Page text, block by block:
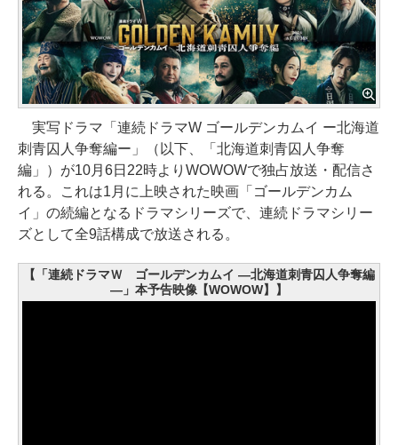
実写ドラマ「連続ドラマW ゴールデンカムイ ー北海道
刺青囚人争奪編ー」（以下、「北海道刺青囚人争奪
編」）が10月6日22時よりWOWOWで独占放送・配信さ
れる。これは1月に上映された映画「ゴールデンカム
イ」の続編となるドラマシリーズで、連続ドラマシリー
ズとして全9話構成で放送される。
【「連続ドラマＷ ゴールデンカムイ ―北海道刺青囚人争奪編
―」本予告映像【WOWOW】】